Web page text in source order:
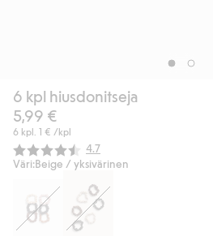
6 kpl hiusdonitseja
5,99 €
6 kpl. 1 € /kpl
Keskimääräinen
4.7
Väri:Beige / yksivärinen